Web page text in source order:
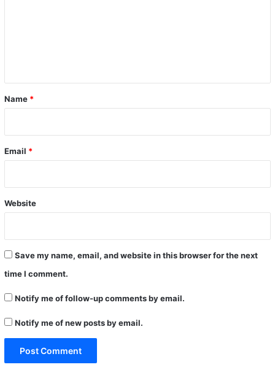
*
Name *
Email *
Website
Save my name, email, and website in this browser for the next
time I comment.
Notify me of follow-up comments by email.
Notify me of new posts by email.